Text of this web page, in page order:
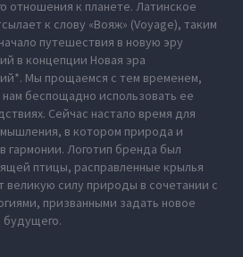
отношения к планете. Латинское
к слову «Вояж» (Voyage), таким
путешествия в новую эру
в концепции Новая эра
Мы прощаемся с тем временем,
нам беспощадно использовать ее
Сейчас настало время для
в котором природа и
гармонии. Логотип бренда был
птицы, расправленные крылья
силу природы в сочетании с
призванными задать новое